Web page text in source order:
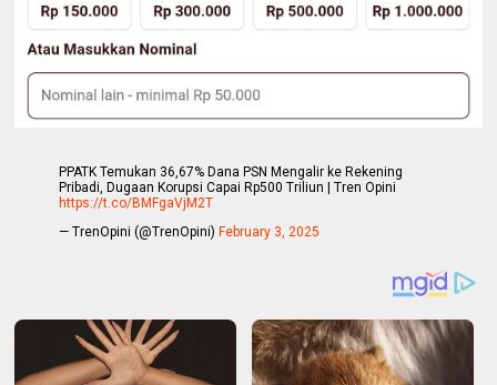
PPATK Temukan 36,67% Dana PSN Mengalir ke Rekening
Pribadi, Dugaan Korupsi Capai Rp500 Triliun | Tren Opini
https://t.co/BMFgaVjM2T
— TrenOpini (@TrenOpini)February 3, 2025